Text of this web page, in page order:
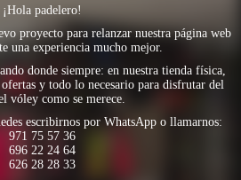
¡Hola padelero!
proyecto para relanzar nuestra página web
una experiencia mucho mejor.
donde siempre: en nuestra tienda física,
y todo lo necesario para disfrutar del
vóley como se merece.
escribirnos por WhatsApp o llamarnos:
971 75 57 36
696 22 24 64
626 28 28 33